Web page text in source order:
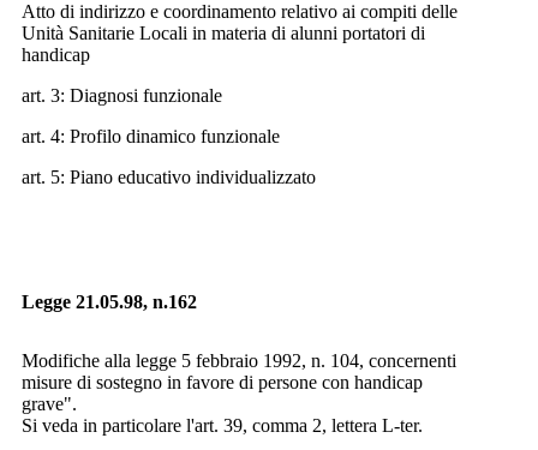
Atto di indirizzo e coordinamento relativo ai compiti delle
Unità Sanitarie Locali in materia di alunni portatori di
handicap
art. 3: Diagnosi funzionale
art. 4: Profilo dinamico funzionale
art. 5: Piano educativo individualizzato
Legge 21.05.98, n.162
Modifiche alla legge 5 febbraio 1992, n. 104, concernenti
misure di sostegno in favore di persone con handicap
grave".
Si veda in particolare l'art. 39, comma 2, lettera L-ter.